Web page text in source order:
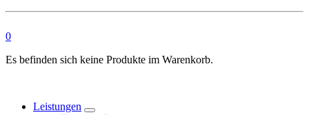
0
Es befinden sich keine Produkte im Warenkorb.
Leistungen